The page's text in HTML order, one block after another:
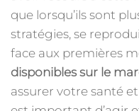
que lorsqu’ils sont
stratégies, se
face aux premières
disponibles sur le
assurer votre santé